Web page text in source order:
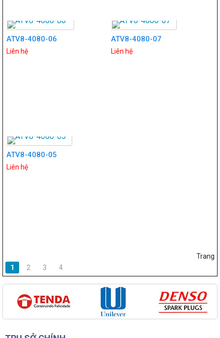
ATV8-4080-06
Liên hệ
ATV8-4080-07
Liên hệ
ATV8-4080-05
Liên hệ
Trang
1
2 3 4